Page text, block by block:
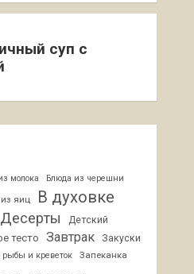
суп с
молока Блюда из черешни
яиц В духовке
Десерты
Детский
тесто Завтрак
Закуски
рыбы и креветок Запеканка